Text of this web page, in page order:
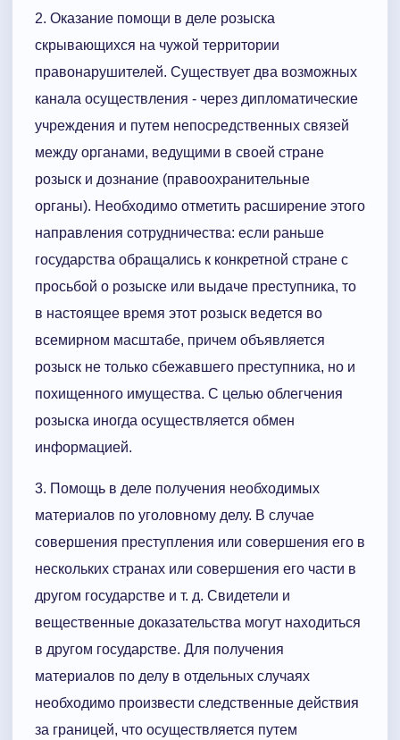
2. Оказание помощи в деле розыска
скрывающихся на чужой территории
правонарушителей. Существует два возможных
канала осуществления - через дипломатические
учреждения и путем непосредственных связей
между органами, ведущими в своей стране
розыск и дознание (правоохранительные
органы). Необходимо отметить расширение этого
направления сотрудничества: если раньше
государства обращались к конкретной стране с
просьбой о розыске или выдаче преступника, то
в настоящее время этот розыск ведется во
всемирном масштабе, причем объявляется
розыск не только сбежавшего преступника, но и
похищенного имущества. С целью облегчения
розыска иногда осуществляется обмен
информацией.
3. Помощь в деле получения необходимых
материалов по уголовному делу. В случае
совершения преступления или совершения его в
нескольких странах или совершения его части в
другом государстве и т. д. Свидетели и
вещественные доказательства могут находиться
в другом государстве. Для получения
материалов по делу в отдельных случаях
необходимо произвести следственные действия
за границей, что осуществляется путем